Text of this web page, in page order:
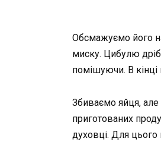
Обсмажуємо його
миску. Цибулю
помішуючи. В
Збиваємо яйця, але
приготованих
духовці. Для цього